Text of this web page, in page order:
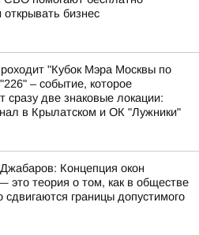
открывать бизнес
"Кубок Мэра Москвы по
– событие, которое
сразу две знаковые локации:
в Крылатском и ОК "Лужники"
Концепция окон
это теория о том, как в обществе
сдвигаются границы допустимого